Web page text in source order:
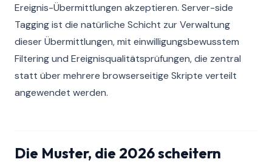
Ereignis-Übermittlungen akzeptieren. Server-side
Tagging ist die natürliche Schicht zur Verwaltung
dieser Übermittlungen, mit einwilligungsbewusstem
Filtering und Ereignisqualitätsprüfungen, die zentral
statt über mehrere browserseitige Skripte verteilt
angewendet werden.
Die Muster, die 2026 scheitern